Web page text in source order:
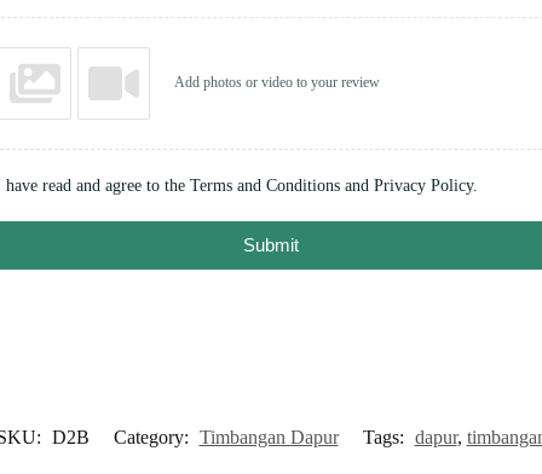
Add photos or video to your review
have read and agree to the Terms and Conditions and Privacy Policy.
Submit
D2B Category: Timbangan Dapur Tags: dapur,